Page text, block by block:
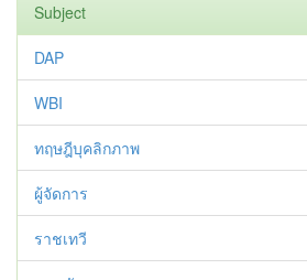
Subject
DAP
WBI
ทฤษฎีบุคลิกภาพ
ผู้จัดการ
ราชเทวี